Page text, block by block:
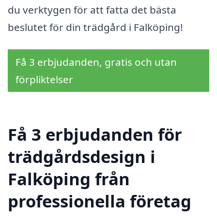
du verktygen för att fatta det bästa
beslutet för din trädgård i Falköping!
Få 3 erbjudanden, gratis och utan
förpliktelser
Få 3 erbjudanden för
trädgårdsdesign i
Falköping från
professionella företag